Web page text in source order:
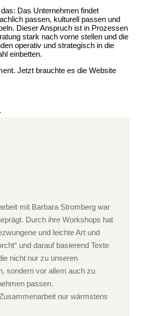
Das Unternehmen findet
passen, kulturell passen und
Dieser Anspruch ist in Prozessen
stark nach vorne stellen und die
operativ und strategisch in die
einbetten.
Jetzt brauchte es die Website
mit Barbara Stromberg war
Durch ihre Workshops hat
und leichte Art und
und darauf basierend Texte
nicht nur zu unseren
sondern vor allem auch zu
passen.
nur wärmstens